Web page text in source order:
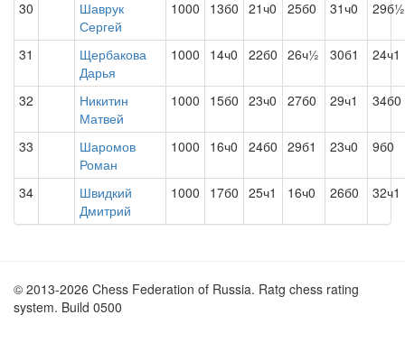
30
Шаврук
Сергей
1000 13б0 21ч0 25б0 31ч0 29б½
31
Щербакова
Дарья
1000 14ч0 22б0 26ч½ 30б1 24ч1
32
Никитин
Матвей
1000 15б0 23ч0 27б0 29ч1 34б0
33
Шаромов
Роман
1000 16ч0 24б0 29б1 23ч0 9б0
34
Швидкий
Дмитрий
1000 17б0 25ч1 16ч0 26б0 32ч1
© 2013-2026 Chess Federation of Russia. Ratg chess rating
system. Build 0500